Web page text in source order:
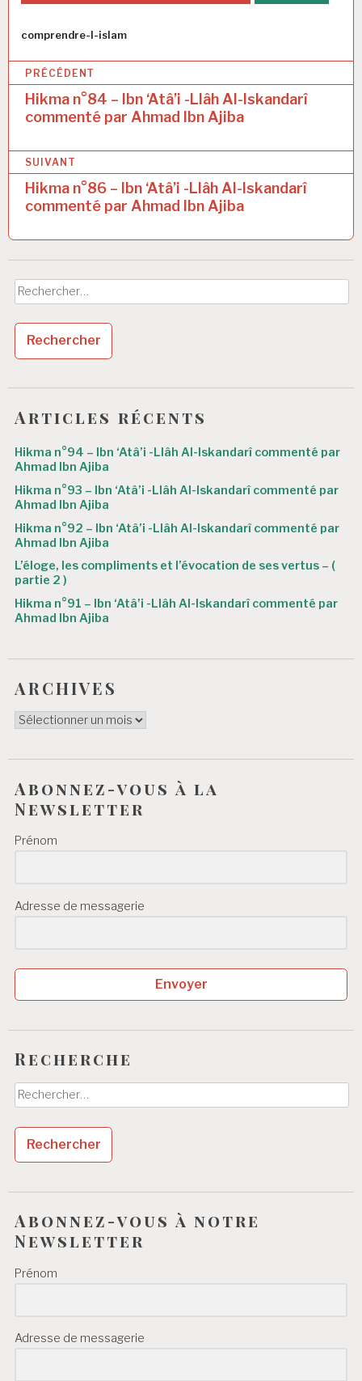
Auteur
comprendre-l-islam
N
i
g
t
i
o
n
e
l
’
a
r
t
i
c
l
e
PRÉCÉDENT
Hikma n°84 – Ibn ‘Atâ’i -Llâh Al-Iskandarî
commenté par Ahmad Ibn Ajiba
SUIVANT
Hikma n°86 – Ibn ‘Atâ’i -Llâh Al-Iskandarî
commenté par Ahmad Ibn Ajiba
Rechercher :
Articles récents
Hikma n°94 – Ibn ‘Atâ’i -Llâh Al-Iskandarî commenté par
Ahmad Ibn Ajiba
Hikma n°93 – Ibn ‘Atâ’i -Llâh Al-Iskandarî commenté par
Ahmad Ibn Ajiba
Hikma n°92 – Ibn ‘Atâ’i -Llâh Al-Iskandarî commenté par
Ahmad Ibn Ajiba
L’éloge, les compliments et l’évocation de ses vertus – (
partie 2 )
Hikma n°91 – Ibn ‘Atâ’i -Llâh Al-Iskandarî commenté par
Ahmad Ibn Ajiba
ARCHIVES
ARCHIVES
Abonnez-vous à la
Newsletter
Prénom
Adresse de messagerie
Envoyer
Recherche
Rechercher :
Abonnez-vous à notre
Newsletter
Prénom
Adresse de messagerie